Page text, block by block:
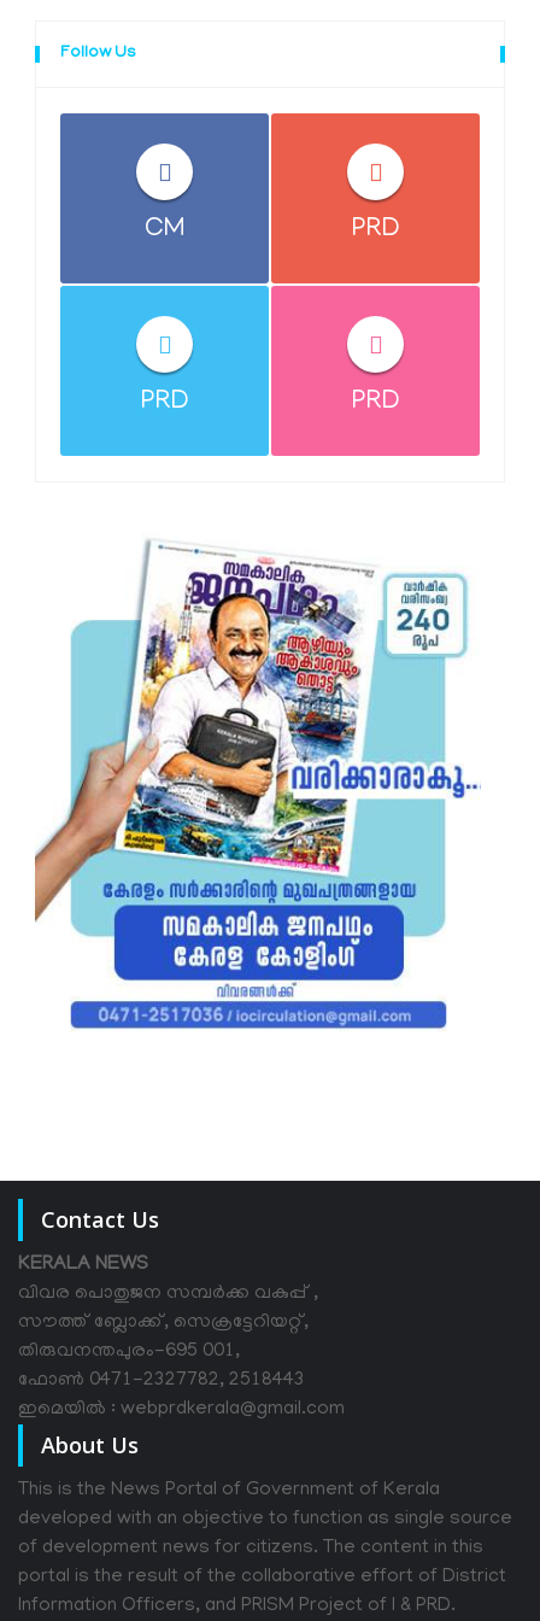
Follow Us
CM PRD
PRD PRD
Contact Us
KERALA NEWS
വിവര പൊതുജന സമ്പര്‍ക്ക വകുപ്പ് ,
സൗത്ത് ബ്ലോക്ക്, സെക്രട്ടേറിയറ്റ്,
തിരുവനന്തപുരം-695 001,
ഫോൺ 0471-2327782, 2518443
ഇമെയിൽ : webprdkerala@gmail.com
About Us
This is the News Portal of Government of Kerala
developed with an objective to function as single source
of development news for citizens. The content in this
portal is the result of the collaborative effort of District
Information Officers, and PRISM Project of I & PRD.